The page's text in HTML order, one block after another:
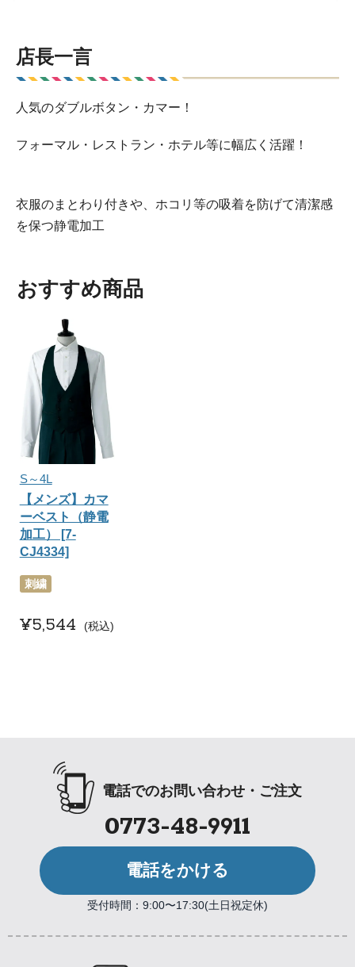
店長一言
人気のダブルボタン・カマー！
フォーマル・レストラン・ホテル等に幅広く活躍！
衣服のまとわり付きや、ホコリ等の吸着を防げて清潔感
を保つ静電加工
おすすめ商品
S～4L
【メンズ】カマ
ーベスト（静電
加工） [7-
CJ4334]
刺繍
¥5,544 税込
電話でのお問い合わせ・ご注文
0773-48-9911
電話をかける
受付時間：9:00〜17:30(土日祝定休)